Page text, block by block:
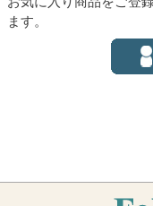
ます。